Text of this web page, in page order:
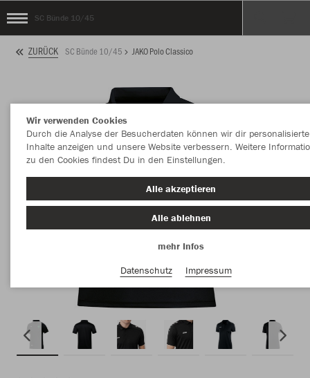
SC Bünde 10/45
ZURÜCK SC Bünde 10/45 JAKO Polo Classico
Wir verwenden Cookies
Durch die Analyse der Besucherdaten können wir dir personalisierte
Inhalte anzeigen und unsere Website verbessern. Weitere
zu den Cookies findest Du in den Einstellungen.
Alle akzeptieren
Alle ablehnen
mehr Infos
Datenschutz
Impressum